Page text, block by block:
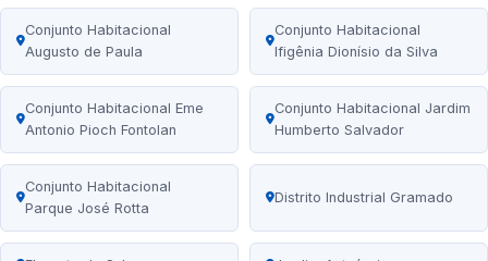
Conjunto Habitacional
Augusto de Paula
Conjunto Habitacional
Ifigênia Dionísio da Silva
Conjunto Habitacional Eme
Antonio Pioch Fontolan
Conjunto Habitacional Jardim
Humberto Salvador
Conjunto Habitacional
Parque José Rotta
Distrito Industrial Gramado